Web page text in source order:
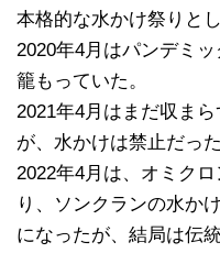
本格的な水かけ祭りと
2020年4月はパンデミ
籠もっていた。
2021年4月はまだ収ま
が、水かけは禁止だった
2022年4月は、オミク
り、ソンクランの水か
になったが、結局は伝